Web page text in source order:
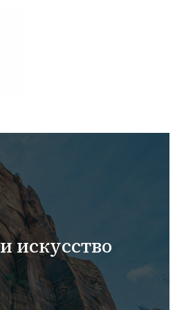
искусство